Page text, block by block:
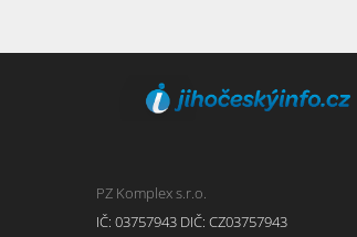
PZ Komplex s.r.o.
IČ: 03757943 DIČ: CZ03757943